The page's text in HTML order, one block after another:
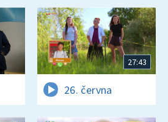
27:43
26. června